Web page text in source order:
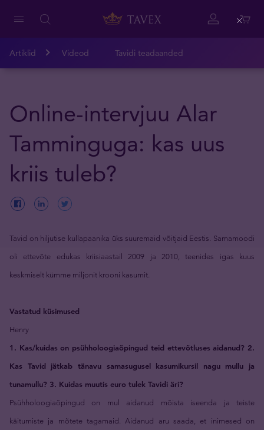
Artiklid Videod Tavidi teadaanded
Online-intervjuu Alar
Tamminguga: kas uus
kriis tuleb?
Tavid on hiljutise kullapaanika üks suuremaid võitjaid Eestis. Samamoodi
oli ettevõte edukas kriisiaastail 2009 ja 2010, teenides igas kuus
keskmiselt kümme miljonit krooni kasumit.
Vastatud küsimused
Henry
1. Kas/kuidas on psühholoogiaõpingud teid ettevõtluses aidanud? 2.
Kas Tavid jätkab tänavu samasugusel kasumikursil nagu mullu ja
tunamullu? 3. Kuidas muutis euro tulek Tavidi äri?
Psühholoogiaõpingud on mul aidanud mõista iseenda ja teiste
käitumiste ja mõtete tagamaid. Aidanud aru saada, et inimesed on
Close